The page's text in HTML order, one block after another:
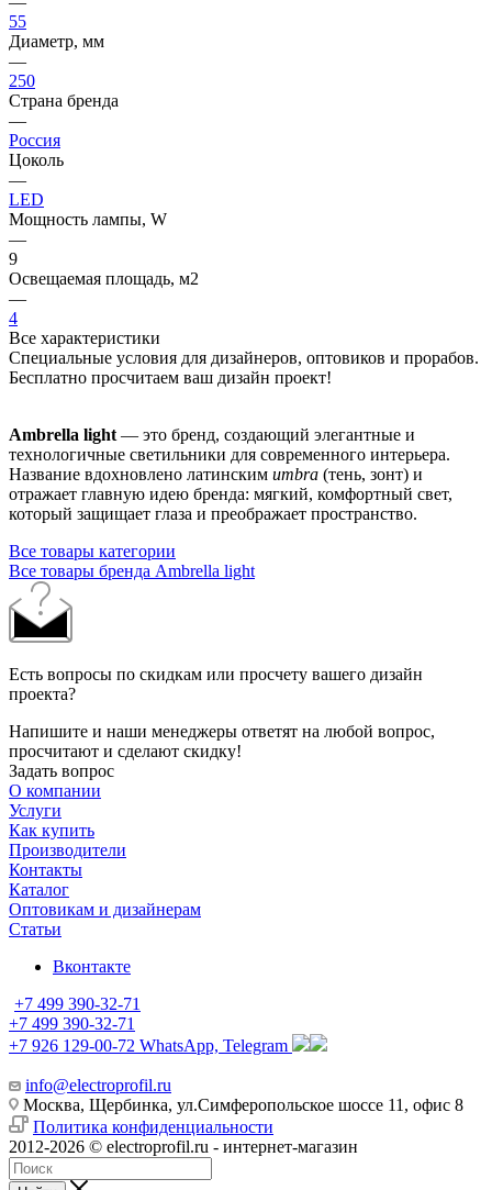
55
Диаметр, мм
—
250
Страна бренда
—
Россия
Цоколь
—
LED
Мощность лампы, W
—
9
Освещаемая площадь, м2
—
4
Все характеристики
Специальные условия для дизайнеров, оптовиков и прорабов.
Бесплатно просчитаем ваш дизайн проект!
Ambrella light — это бренд, создающий элегантные и
технологичные светильники для современного интерьера.
Название вдохновлено латинским umbra (тень, зонт) и
отражает главную идею бренда: мягкий, комфортный свет,
который защищает глаза и преображает пространство.
Все товары категории
Все товары бренда Ambrella light
Есть вопросы по скидкам или просчету вашего дизайн
проекта?
Напишите и наши менеджеры ответят на любой вопрос,
просчитают и сделают скидку!
Задать вопрос
О компании
Услуги
Как купить
Производители
Контакты
Каталог
Оптовикам и дизайнерам
Статьи
Вконтакте
+7 499 390-32-71
+7 499 390-32-71
+7 926 129-00-72 WhatsApp, Telegram
info@electroprofil.ru
Москва, Щербинка, ул.Симферопольское шоссе 11, офис 8
Политика конфиденциальности
2012-2026 © electroprofil.ru - интернет-магазин